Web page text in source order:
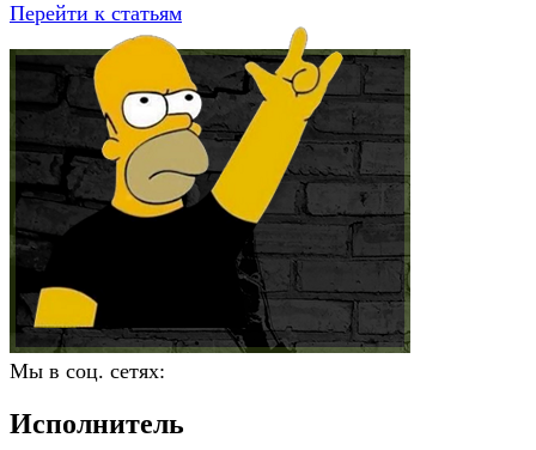
Перейти к статьям
Мы в соц. сетях:
Исполнитель